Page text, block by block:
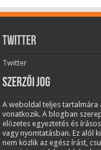
Twitter
Twitter
Szerzői jog
A weboldal teljes tartalmára
vonatkozik. A blogban
előzetes egyeztetés és
vagy nyomtatásban. Ez alól
nem közlik az egész írást,